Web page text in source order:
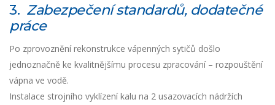
3. Zabezpečení standardů, dodatečné
práce
Po zprovoznění rekonstrukce vápenných sytičů došlo
jednoznačně ke kvalitnějšímu procesu zpracování – rozpouštění
vápna ve vodě.
Instalace strojního vyklízení kalu na 2 usazovacích nádržích